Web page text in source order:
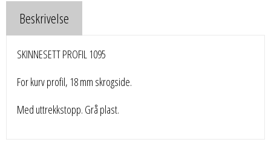
Beskrivelse
SKINNESETT PROFIL 1095
For kurv profil, 18 mm skrogside.
Med uttrekkstopp. Grå plast.